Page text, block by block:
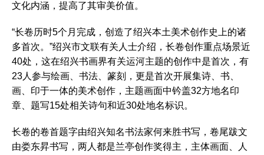
文化内涵，提高了其审美价值。
“长卷历时5个月完成，创造了绍兴本土美术创作史上的诸
多首次。”绍兴市文联有关人士介绍，长卷创作重点场景近
40处，这在绍兴书画界有关运河主题的创作中是首次，有
23人参与绘画、书法、篆刻，更是首次开展集诗、书、
画、印于一体的美术创作，主题画面中钤盖32方地名印
章、题写15处相关诗句和近30处地名标识。
长卷的卷首题字由绍兴知名书法家何来胜书写，卷尾跋文
由娄东昇书写，两人都是兰亭创作奖得主，主体画面、人